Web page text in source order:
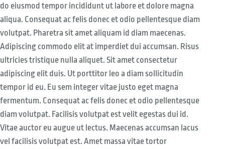
do eiusmod tempor incididunt ut labore et dolore magna
aliqua. Consequat ac felis donec et odio pellentesque diam
volutpat. Pharetra sit amet aliquam id diam maecenas.
Adipiscing commodo elit at imperdiet dui accumsan. Risus
ultricies tristique nulla aliquet. Sit amet consectetur
adipiscing elit duis. Ut porttitor leo a diam sollicitudin
tempor id eu. Eu sem integer vitae justo eget magna
fermentum. Consequat ac felis donec et odio pellentesque
diam volutpat. Facilisis volutpat est velit egestas dui id.
Vitae auctor eu augue ut lectus. Maecenas accumsan lacus
vel facilisis volutpat est. Amet massa vitae tortor